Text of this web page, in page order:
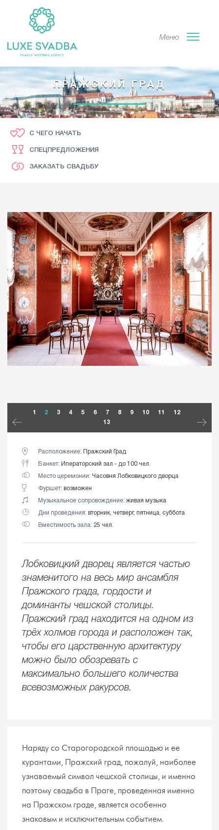
Меню
ПРАЖСКИЙ ГРАД
С ЧЕГО НАЧАТЬ
СПЕЦПРЕДЛОЖЕНИЯ
ЗАКАЗАТЬ СВАДЬБУ
1 2 3 4 5 6 7 8 9 10 11
12
13
Расположение: Пражский Град
Банкет: Иператорский зал - до 100 чел.
Место церемонии: Часовня Лобковицкого дворца
Фуршет: возможен
Музыкальное сопровождение: живая музыка
Дни проведения: вторник, четверг, пятница, суббота
Вместимость зала: 25 чел.
Лобковицкий дворец является частью
знаменитого на весь мир ансамбля
Пражского града, гордости и
доминанты чешской столицы.
Пражский град находится на одном из
трёх холмов города и расположен так,
чтобы его царственную архитектуру
можно было обозревать с
максимально большего количества
всевозможных ракурсов.
Наряду со Старогородской площадью и ее
курантами, Пражский град, пожалуй, наиболее
узнаваемый символ чешской столицы, и именно
поэтому свадьба в Праге, проведенная именно
на Пражском граде, является особенно
знаковым и исключительным событием.